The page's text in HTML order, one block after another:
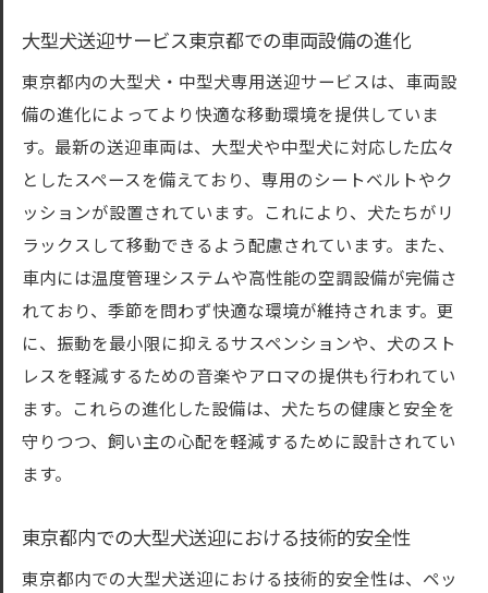
大型犬送迎サービス東京都での車両設備の進化
東京都内の大型犬・中型犬専用送迎サービスは、車両設
備の進化によってより快適な移動環境を提供していま
す。最新の送迎車両は、大型犬や中型犬に対応した広々
としたスペースを備えており、専用のシートベルトやク
ッションが設置されています。これにより、犬たちがリ
ラックスして移動できるよう配慮されています。また、
車内には温度管理システムや高性能の空調設備が完備さ
れており、季節を問わず快適な環境が維持されます。更
に、振動を最小限に抑えるサスペンションや、犬のスト
レスを軽減するための音楽やアロマの提供も行われてい
ます。これらの進化した設備は、犬たちの健康と安全を
守りつつ、飼い主の心配を軽減するために設計されてい
ます。
東京都内での大型犬送迎における技術的安全性
東京都内での大型犬送迎における技術的安全性は、ペッ